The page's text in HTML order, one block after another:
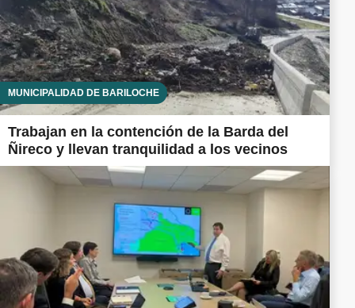
MUNICIPALIDAD DE BARILOCHE
Trabajan en la contención de la Barda del
Ñireco y llevan tranquilidad a los vecinos